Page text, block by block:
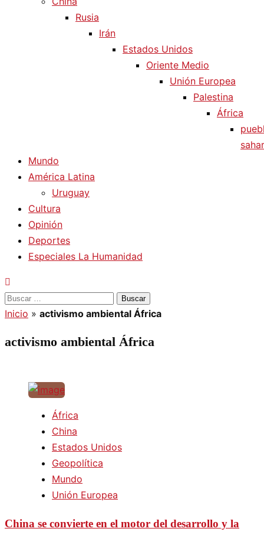
Rusia
Irán
Estados Unidos
Oriente Medio
Unión Europea
Palestina
África
Mundo
América Latina
Uruguay
Cultura
Opinión
Deportes
Especiales La Humanidad
Buscar:
Inicio » activismo ambiental África
activismo ambiental África
África
China
Estados Unidos
Geopolítica
Mundo
Unión Europea
China se convierte en el motor del desarrollo y la